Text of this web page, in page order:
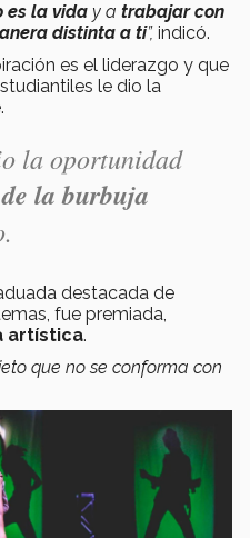
es la vida y a trabajar con
distinta a ti”, indicó.
es el liderazgo y que
le dio la
la oportunidad
la burbuja
destacada de
fue premiada,
artística.
que no se conforma con